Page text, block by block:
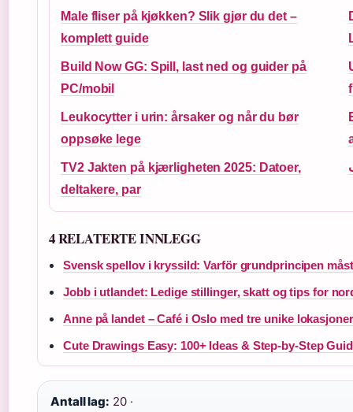
Male fliser på kjøkken? Slik gjør du det –
komplett guide
Build Now GG: Spill, last ned og guider på
PC/mobil
Leukocytter i urin: årsaker og når du bør
oppsøke lege
TV2 Jakten på kjærligheten 2025: Datoer,
deltakere, par
4 RELATERTE INNLEGG
Svensk spellov i kryssild: Varför grundprincipen
Jobb i utlandet: Ledige stillinger, skatt og tips for
Anne på landet – Café i Oslo med tre unike
Cute Drawings Easy: 100+ Ideas & Step-by-Step
Antall lag: 20 ·